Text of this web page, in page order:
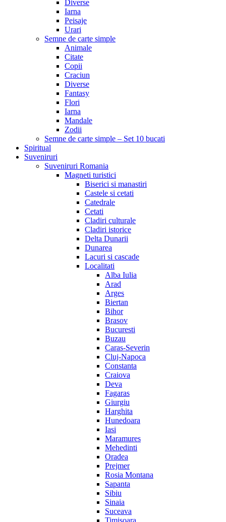
Diverse
Iarna
Peisaje
Urari
Semne de carte simple
Animale
Citate
Copii
Craciun
Diverse
Fantasy
Flori
Iarna
Mandale
Zodii
Semne de carte simple – Set 10 bucati
Spiritual
Suveniruri
Suveniruri Romania
Magneti turistici
Biserici si manastiri
Castele si cetati
Catedrale
Cetati
Cladiri culturale
Cladiri istorice
Delta Dunarii
Dunarea
Lacuri si cascade
Localitati
Alba Iulia
Arad
Arges
Biertan
Bihor
Brasov
Bucuresti
Buzau
Caras-Severin
Cluj-Napoca
Constanta
Craiova
Deva
Fagaras
Giurgiu
Harghita
Hunedoara
Iasi
Maramures
Mehedinti
Oradea
Prejmer
Rosia Montana
Sapanta
Sibiu
Sinaia
Suceava
Timisoara